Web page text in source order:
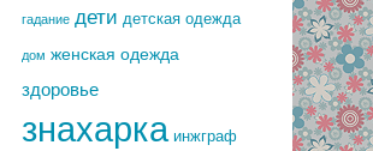
гадание дети детская одежда
дом женская одежда
здоровье
знахарка инжграф